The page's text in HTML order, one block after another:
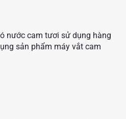
nước cam tươi sử dụng hàng
sản phẩm máy vắt cam